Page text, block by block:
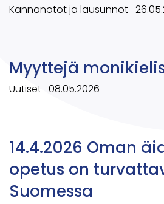
Kannanotot ja lausunnot
Myyttejä
Uutiset 08.05.2026
14.4.2026 Oman
opetus on
Suomessa